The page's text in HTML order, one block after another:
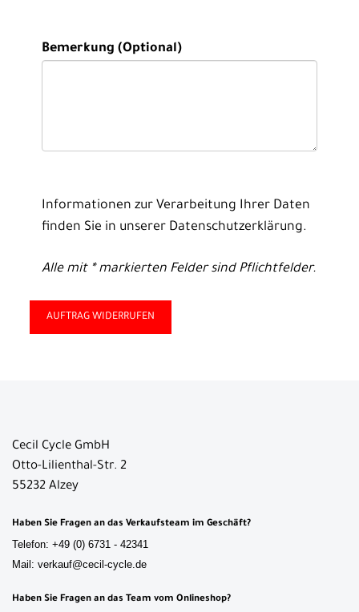
Bemerkung (Optional)
Informationen zur Verarbeitung Ihrer Daten
finden Sie in unserer Datenschutzerklärung.
Alle mit * markierten Felder sind Pflichtfelder.
Cecil Cycle GmbH
Otto-Lilienthal-Str. 2
55232 Alzey
Haben Sie Fragen an das Verkaufsteam im Geschäft?
Telefon: +49 (0) 6731 - 42341
Mail: verkauf@cecil-cycle.de
Haben Sie Fragen an das Team vom Onlineshop?